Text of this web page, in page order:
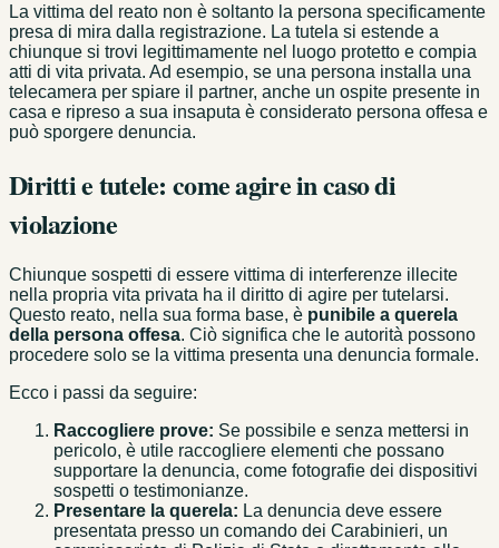
La vittima del reato non è soltanto la persona specificamente
presa di mira dalla registrazione. La tutela si estende a
chiunque si trovi legittimamente nel luogo protetto e compia
atti di vita privata. Ad esempio, se una persona installa una
telecamera per spiare il partner, anche un ospite presente in
casa e ripreso a sua insaputa è considerato persona offesa e
può sporgere denuncia.
Diritti e tutele: come agire in caso di
violazione
Chiunque sospetti di essere vittima di interferenze illecite
nella propria vita privata ha il diritto di agire per tutelarsi.
Questo reato, nella sua forma base, è punibile a querela
della persona offesa. Ciò significa che le autorità possono
procedere solo se la vittima presenta una denuncia formale.
Ecco i passi da seguire:
Raccogliere prove: Se possibile e senza mettersi in
pericolo, è utile raccogliere elementi che possano
supportare la denuncia, come fotografie dei dispositivi
sospetti o testimonianze.
Presentare la querela: La denuncia deve essere
presentata presso un comando dei Carabinieri, un